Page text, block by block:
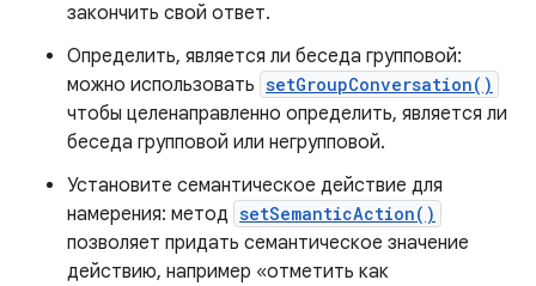
закончить свой ответ.
Определить, является ли беседа групповой:
можно использовать setGroupConversation()
чтобы целенаправленно определить, является ли
беседа групповой или негрупповой.
Установите семантическое действие для
намерения: метод setSemanticAction()
позволяет придать семантическое значение
действию, например «отметить как